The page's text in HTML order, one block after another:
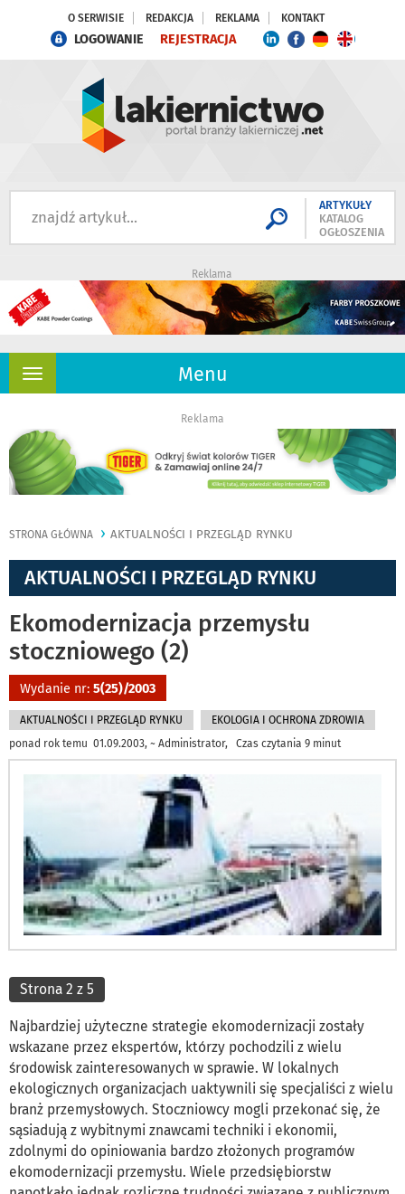
O SERWISIE REDAKCJA REKLAMA KONTAKT
LOGOWANIE REJESTRACJA
ARTYKUŁY
KATALOG
OGŁOSZENIA
Reklama
Menu
Rozwiń
Reklama
STRONA GŁÓWNA AKTUALNOŚCI I PRZEGLĄD RYNKU
AKTUALNOŚCI I PRZEGLĄD RYNKU
Ekomodernizacja przemysłu
stoczniowego (2)
Wydanie nr: 5(25)/2003
AKTUALNOŚCI I PRZEGLĄD RYNKU
EKOLOGIA I OCHRONA ZDROWIA
ponad rok temu 01.09.2003, ~ Administrator, Czas czytania 9 minut
Strona 2 z 5
Najbardziej użyteczne strategie ekomodernizacji zostały
wskazane przez ekspertów, którzy pochodzili z wielu
środowisk zainteresowanych w sprawie. W lokalnych
ekologicznych organizacjach uaktywnili się specjaliści z wielu
branż przemysłowych. Stoczniowcy mogli przekonać się, że
sąsiadują z wybitnymi znawcami techniki i ekonomii,
zdolnymi do opiniowania bardzo złożonych programów
ekomodernizacji przemysłu. Wiele przedsiębiorstw